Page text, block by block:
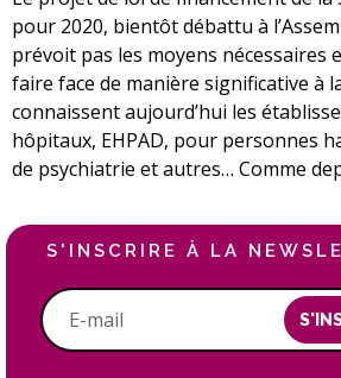
pour 2020, bientôt débattu à
prévoit pas les moyens nécessaires
faire face de manière significative à
connaissent aujourd’hui les
hôpitaux, EHPAD, pour personnes
de psychiatrie et autres… Comme
S'INSCRIRE À LA